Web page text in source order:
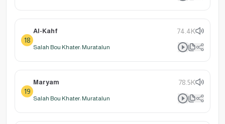
18
Al-Kahf 74.4K
Salah Bou Khater: Muratalun
19
Maryam 78.5K
Salah Bou Khater: Muratalun